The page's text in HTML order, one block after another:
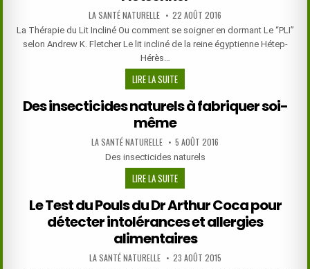
MANIÈRE
TRANSCUTANÉE
AUTHOR:
LA SANTÉ NATURELLE PUBLISHED
DATE:
22 AOÛT 2016
La Thérapie du Lit Incliné Ou comment se soigner en dormant Le “PLI”
selon Andrew K. Fletcher Le lit incliné de la reine égyptienne Hétep-
Hérès…
LIRE LA SUITELA
THÉRAPIE
DU
INCLINÉ
DE
ANDREW
K.
FLETSCHNER
Des insecticides naturels à fabriquer soi-
même
AUTHOR:
LA SANTÉ NATURELLE PUBLISHED
DATE:
5 AOÛT 2016
Des insecticides naturels
LIRE LA SUITEDES
INSECTICIDES
NATURELS
À
FABRIQUER
SOI-
MÊME
Le Test du Pouls du Dr Arthur Coca pour
détecter intolérances et allergies
alimentaires
AUTHOR:
LA SANTÉ NATURELLE PUBLISHED
DATE:
23 AOÛT 2015